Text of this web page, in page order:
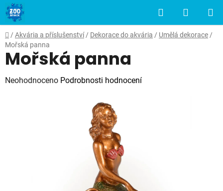
Přejít
na
obsah
Hledat
KOŠÍK
Domů
/ Akvária a příslušenství / Dekorace do akvária / Umělá dekorace /
Mořská panna
Mořská panna
Průměrné
Neohodnoceno Podrobnosti hodnocení